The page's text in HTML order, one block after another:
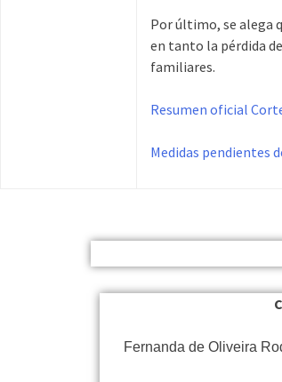
Por último, se alega
en tanto la pérdida
familiares.
Resumen oficial
Medidas pendientes
Fernanda de Oliveira